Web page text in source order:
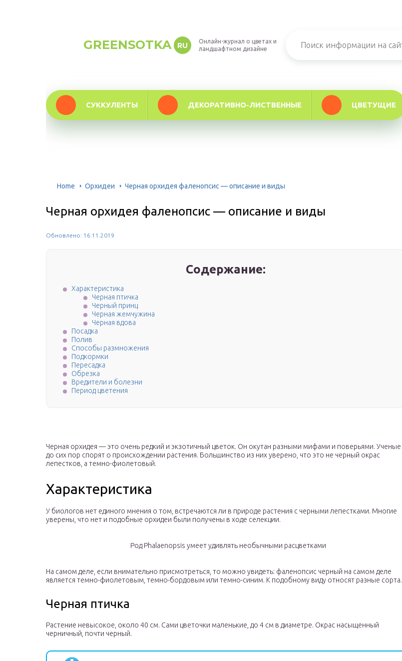
GREENSOTKA RU
Онлайн-журнал о цветах и
ландшафтном дизайне
СУККУЛЕНТЫ ДЕКОРАТИВНО-ЛИСТВЕННЫЕ ЦВЕТУЩИЕ
Home Орхидеи Черная орхидея фаленопсис — описание и виды
Черная орхидея фаленопсис — описание и виды
Обновлено: 16.11.2019
Содержание:
Характеристика
Черная птичка
Черный принц
Черная жемчужина
Черная вдова
Посадка
Полив
Способы размножения
Подкормки
Пересадка
Обрезка
Вредители и болезни
Период цветения
Черная орхидея — это очень редкий и экзотичный цветок. Он окутан разными мифами и поверьями. Ученые
до сих пор спорят о происхождении растения. Большинство из них уверено, что это не черный окрас
лепестков, а темно-фиолетовый.
Характеристика
У биологов нет единого мнения о том, встречаются ли в природе растения с черными лепестками. Многие
уверены, что нет и подобные орхидеи были получены в ходе селекции.
Род Phalaenopsis умеет удивлять необычными расцветками
На самом деле, если внимательно присмотреться, то можно увидеть: фаленопсис черный на самом деле
является темно-фиолетовым, темно-бордовым или темно-синим. К подобному виду относят разные сорта.
Черная птичка
Растение невысокое, около 40 см. Сами цветочки маленькие, до 4 см в диаметре. Окрас насыщенный
черничный, почти черный.